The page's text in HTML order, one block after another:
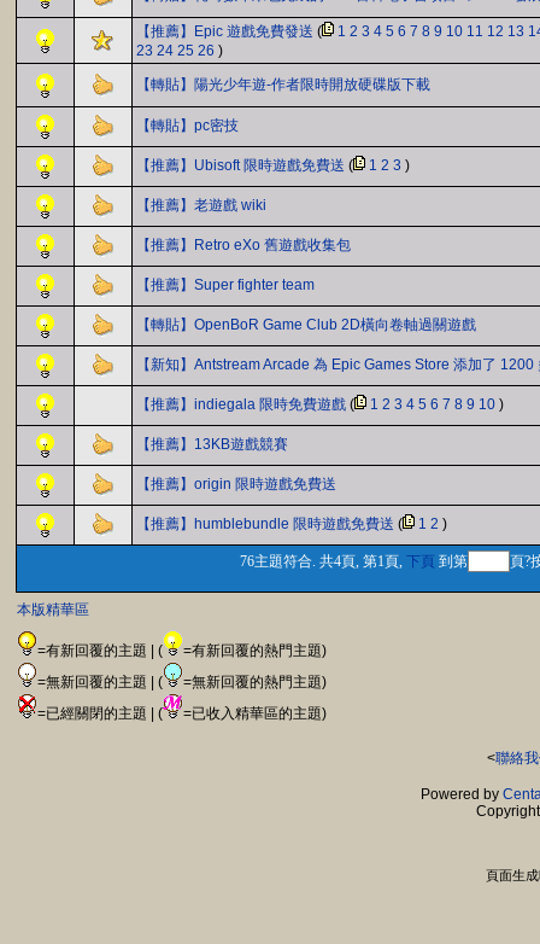
【推薦】Epic 遊戲免費發送 ( 1 2 3 4 5 6 7 8 9 10 11 12 13
23 24 25 26 )
【轉貼】陽光少年遊-作者限時開放硬碟版下載
【轉貼】pc密技
【推薦】Ubisoft 限時遊戲免費送 ( 1 2 3 )
【推薦】老遊戲 wiki
【推薦】Retro eXo 舊遊戲收集包
【推薦】Super fighter team
【轉貼】OpenBoR Game Club 2D橫向卷軸過關遊戲
【新知】Antstream Arcade 為 Epic Games Store 添加了 1200
【推薦】indiegala 限時免費遊戲 ( 1 2 3 4 5 6 7 8 9 10 )
【推薦】13KB遊戲競賽
【推薦】origin 限時遊戲免費送
【推薦】humblebundle 限時遊戲免費送 ( 1 2 )
76主題符合. 共4頁, 第1頁, 下頁 到第 頁?
本版精華區
=有新回覆的主題 | (
=有新回覆的熱門主題)
=無新回覆的主題 | (
=無新回覆的熱門主題)
=已經關閉的主題 | (
=已收入精華區的主題)
<聯絡
Powered by
頁面生